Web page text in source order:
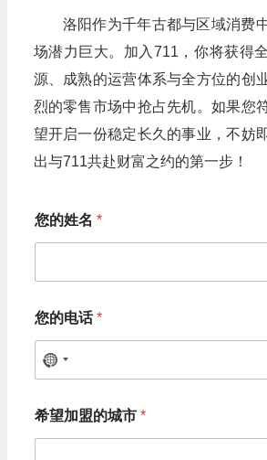
洛阳作为千年古都与区域消费
场潜力巨大。加入711，你将获得
源、成熟的运营体系与全方位的创
烈的零售市场中抢占先机。如果您
望开启一份稳定长久的事业，不妨
出与711共赴财富之约的第一步！
您的姓名 *
望
加
盟
市
希
望
您的电话*
N
c
希望加盟的城市 *